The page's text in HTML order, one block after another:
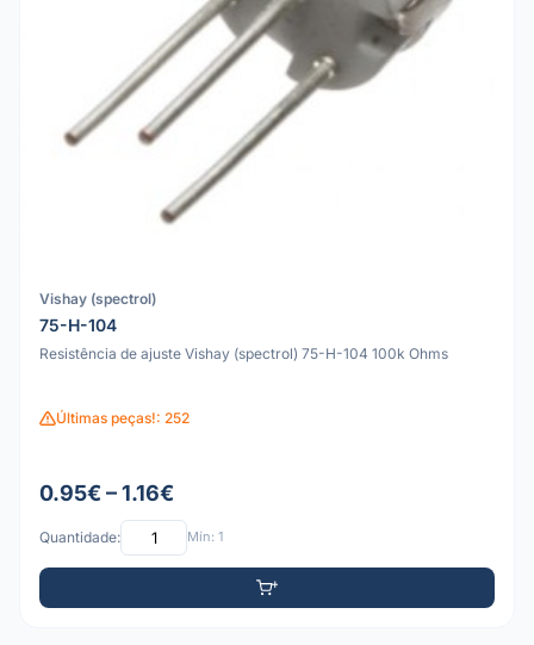
Vishay (spectrol)
75-H-104
Resistência de ajuste Vishay (spectrol) 75-H-104 100k Ohms
Últimas peças!: 252
0.95€ – 1.16€
Quantidade: Mín: 1